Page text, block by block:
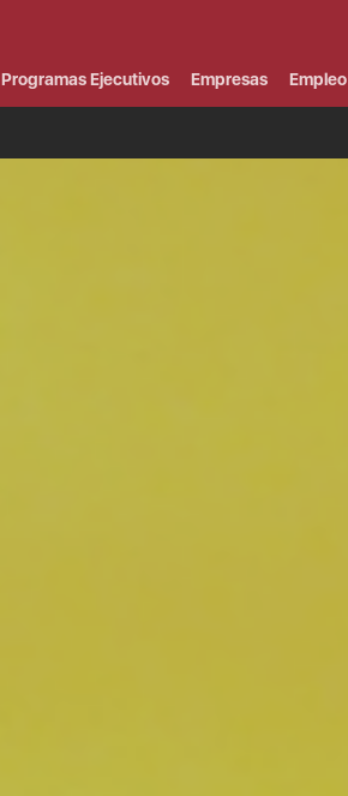
Programas Ejecutivos Empresas Empleo